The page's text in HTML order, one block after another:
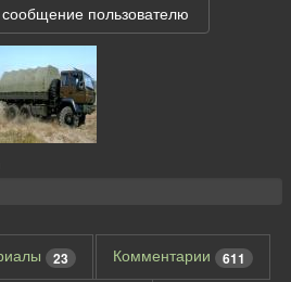
пользователю
23 Комментарии 611